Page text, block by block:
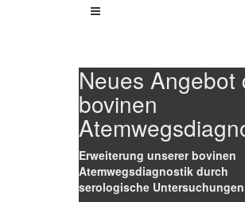
Neues Angebot
bovinen
Erweiterung unserer bovinen
Atemwegsdiagnostik durch
serologische